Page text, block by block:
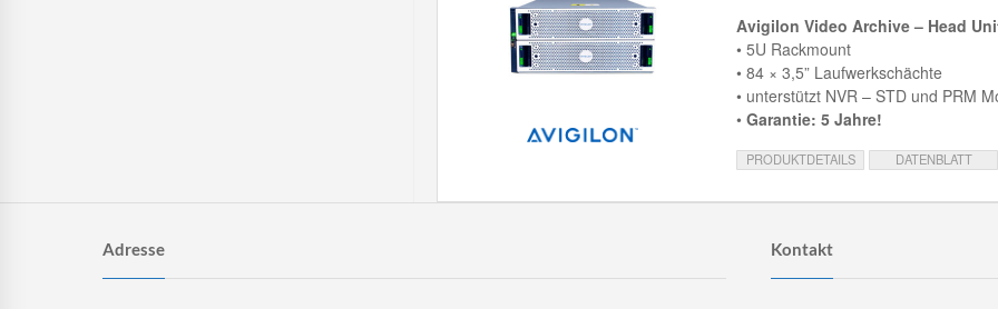
Avigilon Video Archive – Head
• 5U Rackmount
• 84 × 3,5” Laufwerkschächte
• unterstützt NVR – STD und PRM
• Garantie: 5 Jahre!
PRODUKTDETAILS DATENBLATT
Adresse Kontakt